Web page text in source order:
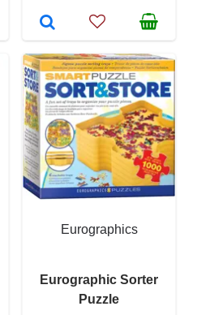
Eurographics
Eurographic Sorter
Puzzle